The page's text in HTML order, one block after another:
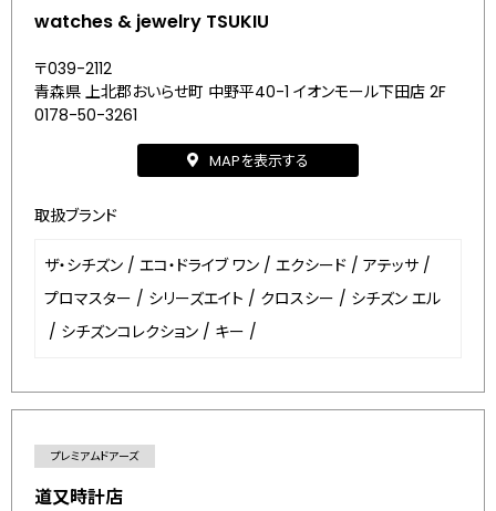
watches & jewelry TSUKIU
〒039-2112
青森県 上北郡おいらせ町 中野平40-1 イオンモール下田店 2F
0178-50-3261
MAPを表示する
取扱ブランド
ザ・シチズン / エコ・ドライブ ワン / エクシード / アテッサ /
プロマスター / シリーズエイト / クロスシー / シチズン エル
/ シチズンコレクション / キー /
プレミアムドアーズ
道又時計店